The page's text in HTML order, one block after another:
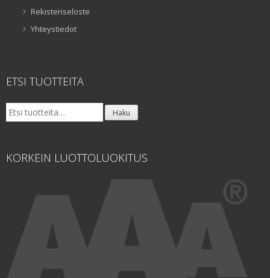
Rekisteriseloste
Yhteystiedot
ETSI TUOTTEITA
Etsi: Haku
KORKEIN LUOTTOLUOKITUS